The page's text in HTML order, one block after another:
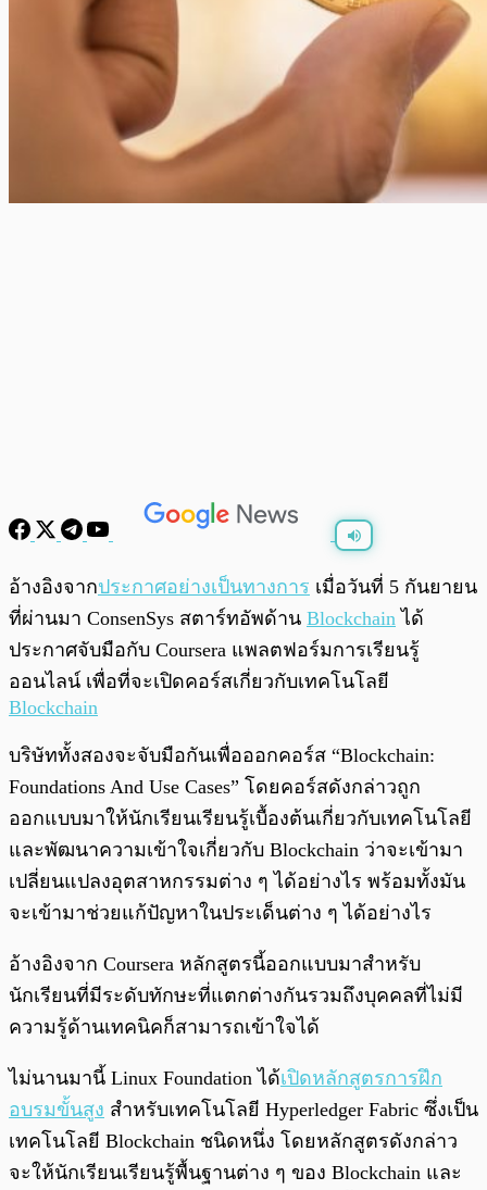
พร้อมเล่น 0:00 /0:00
อ้างอิงจากประกาศอย่างเป็นทางการ เมื่อวันที่ 5 กันยายน
ที่ผ่านมา ConsenSys สตาร์ทอัพด้าน Blockchain ได้
ประกาศจับมือกับ Coursera แพลตฟอร์มการเรียนรู้
ออนไลน์ เพื่อที่จะเปิดคอร์สเกี่ยวกับเทคโนโลยี
Blockchain
บริษัททั้งสองจะจับมือกันเพื่อออกคอร์ส “Blockchain:
Foundations And Use Cases” โดยคอร์สดังกล่าวถูก
ออกแบบมาให้นักเรียนเรียนรู้เบื้องต้นเกี่ยวกับเทคโนโลยี
และพัฒนาความเข้าใจเกี่ยวกับ Blockchain ว่าจะเข้ามา
เปลี่ยนแปลงอุตสาหกรรมต่าง ๆ ได้อย่างไร พร้อมทั้งมัน
จะเข้ามาช่วยแก้ปัญหาในประเด็นต่าง ๆ ได้อย่างไร
อ้างอิงจาก Coursera หลักสูตรนี้ออกแบบมาสำหรับ
นักเรียนที่มีระดับทักษะที่แตกต่างกันรวมถึงบุคคลที่ไม่มี
ความรู้ด้านเทคนิคก็สามารถเข้าใจได้
ไม่นานมานี้ Linux Foundation ได้เปิดหลักสูตรการฝึก
อบรมขั้นสูง สำหรับเทคโนโลยี Hyperledger Fabric ซึ่งเป็น
เทคโนโลยี Blockchain ชนิดหนึ่ง โดยหลักสูตรดังกล่าว
จะให้นักเรียนเรียนรู้พื้นฐานต่าง ๆ ของ Blockchain และ